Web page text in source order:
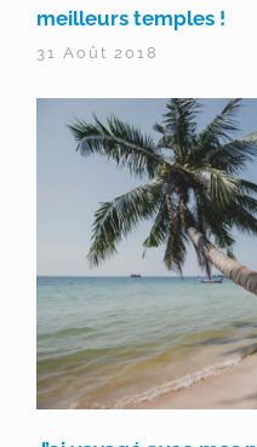
meilleurs temples !
31 Août 2018